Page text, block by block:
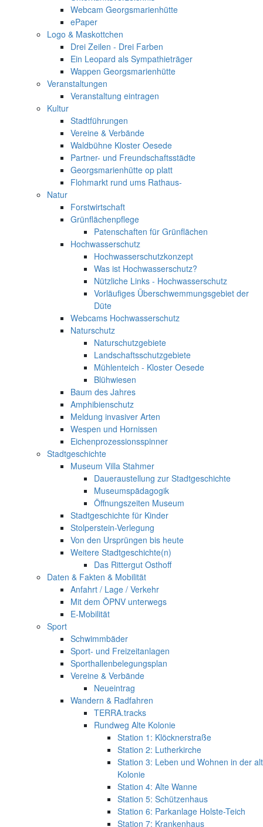
Webcam Georgsmarienhütte
ePaper
Logo & Maskottchen
Drei Zeilen - Drei Farben
Ein Leopard als Sympathieträger
Wappen Georgsmarienhütte
Veranstaltungen
Veranstaltung eintragen
Kultur
Stadtführungen
Vereine & Verbände
Waldbühne Kloster Oesede
Partner- und Freundschaftsstädte
Georgsmarienhütte op platt
Flohmarkt rund ums Rathaus-
Natur
Forstwirtschaft
Grünflächenpflege
Patenschaften für Grünflächen
Hochwasserschutz
Hochwasserschutzkonzept
Was ist Hochwasserschutz?
Nützliche Links - Hochwasserschutz
Vorläufiges Überschwemmungsgebiet der
Düte
Webcams Hochwasserschutz
Naturschutz
Naturschutzgebiete
Landschaftsschutzgebiete
Mühlenteich - Kloster Oesede
Blühwiesen
Baum des Jahres
Amphibienschutz
Meldung invasiver Arten
Wespen und Hornissen
Eichenprozessionsspinner
Stadtgeschichte
Museum Villa Stahmer
Daueraustellung zur Stadtgeschichte
Museumspädagogik
Öffnungszeiten Museum
Stadtgeschichte für Kinder
Stolperstein-Verlegung
Von den Ursprüngen bis heute
Weitere Stadtgeschichte(n)
Das Rittergut Osthoff
Daten & Fakten & Mobilität
Anfahrt / Lage / Verkehr
Mit dem ÖPNV unterwegs
E-Mobilität
Sport
Schwimmbäder
Sport- und Freizeitanlagen
Sporthallenbelegungsplan
Vereine & Verbände
Neueintrag
Wandern & Radfahren
TERRA.tracks
Rundweg Alte Kolonie
Station 1: Klöcknerstraße
Station 2: Lutherkirche
Station 3: Leben und Wohnen in der
Kolonie
Station 4: Alte Wanne
Station 5: Schützenhaus
Station 6: Parkanlage Holste-Teich
Station 7: Krankenhaus